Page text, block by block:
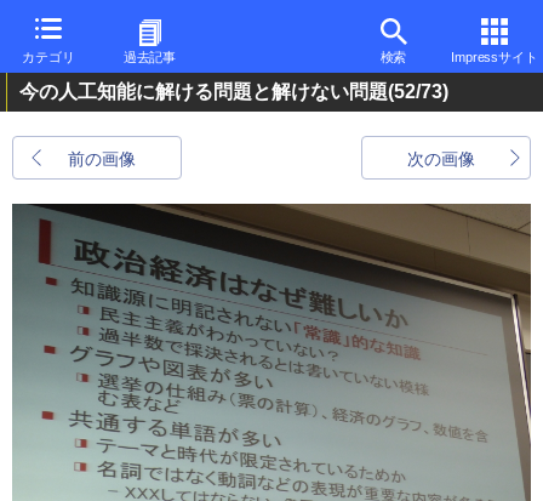
カテゴリ 過去記事 検索 Impressサイト
今の人工知能に解ける問題と解けない問題(52/73)
前の画像 次の画像